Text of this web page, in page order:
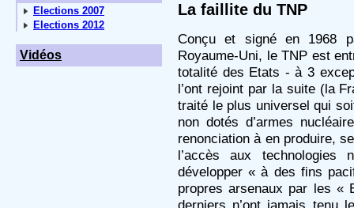
Elections 2007
Elections 2012
Vidéos
La faillite du TNP
Conçu et signé en 1968
Royaume-Uni, le TNP est
totalité des Etats - à 3
l’ont rejoint par la suite (la
traité le plus universel qui
non dotés d’armes
renonciation à en produire,
l’accès aux
développer « à des fins
propres arsenaux par les «